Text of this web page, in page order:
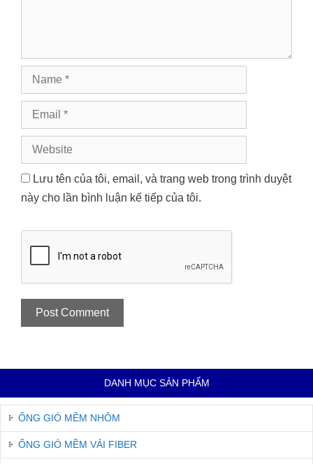
Name
Email
Website
Lưu tên của tôi, email, và trang web trong trình duyệt
này cho lần bình luận kế tiếp của tôi.
DANH MỤC SẢN PHẨM
ỐNG GIÓ MỀM NHÔM
ỐNG GIÓ MỀM VẢI FIBER